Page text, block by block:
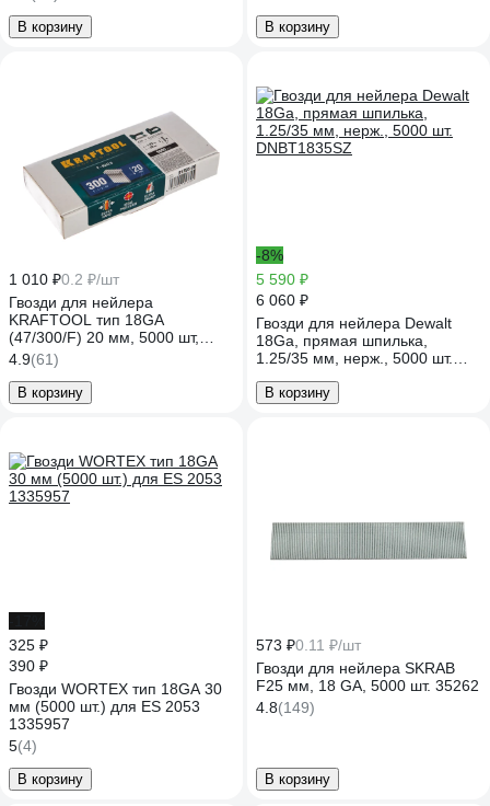
В корзину В корзину
1 010 ₽0.2 ₽/шт
Гвозди для нейлера
KRAFTOOL тип 18GA
(47/300/F) 20 мм, 5000 шт,
31785-20
4.9(61)
В корзину
-8%
5 590 ₽
6 060 ₽
Гвозди для нейлера Dewalt
18Ga, прямая шпилька,
1.25/35 мм, нерж., 5000 шт.
В корзину
325 ₽
390 ₽
Гвозди WORTEX тип 18GA 30
мм (5000 шт.) для ES 2053
1335957
5(4)
В корзину
573 ₽0.11 ₽/шт
Гвозди для нейлера SKRAB
F25 мм, 18 GA, 5000 шт. 35262
4.8(149)
В корзину